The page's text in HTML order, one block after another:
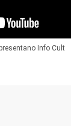
Info Cult